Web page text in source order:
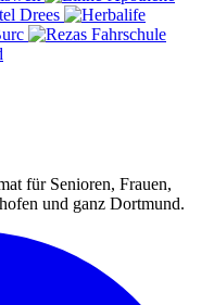
für Senioren, Frauen,
und ganz Dortmund.